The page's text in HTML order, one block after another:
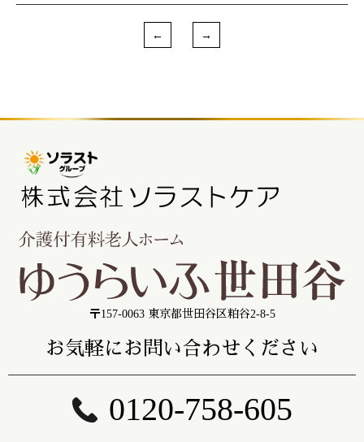
〒157-0063 東京都世田谷区粕谷2-8-5
お気軽にお問い合わせください
0120-758-605